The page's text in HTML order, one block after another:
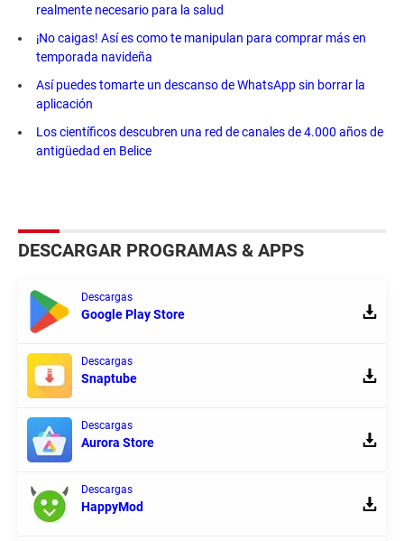
realmente necesario para la salud
¡No caigas! Así es como te manipulan para comprar más en
temporada navideña
Así puedes tomarte un descanso de WhatsApp sin borrar la
aplicación
Los científicos descubren una red de canales de 4.000 años de
antigüedad en Belice
DESCARGAR PROGRAMAS & APPS
Descargas
Google Play Store
Descargas
Snaptube
Descargas
Aurora Store
Descargas
HappyMod